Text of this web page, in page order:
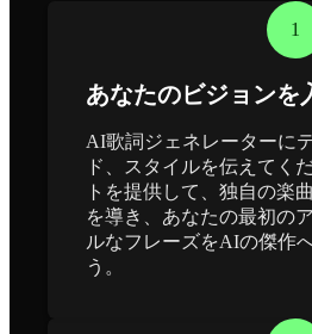
1
あなたのビジョンを
AI歌詞ジェネレーターに
ド、スタイルを伝えてく
トを提供して、独自の楽
を導き、あなたの最初の
ルなフレーズをAIの傑作
う。